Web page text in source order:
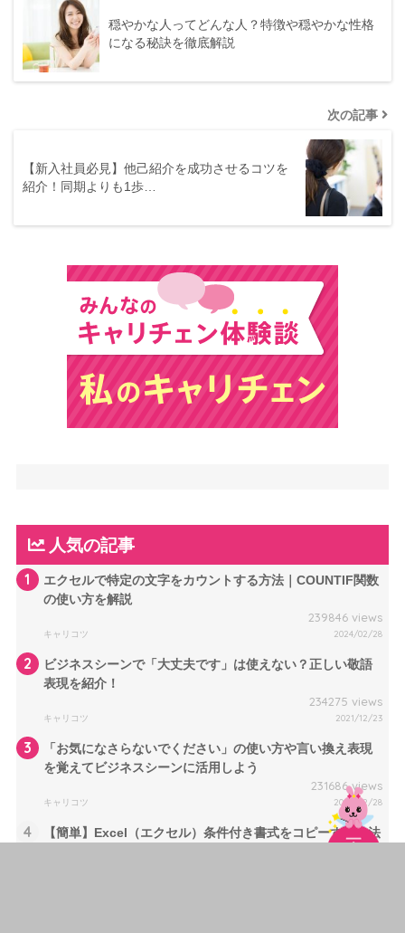
穏やかな人ってどんな人？特徴や穏やかな性格
になる秘訣を徹底解説
次の記事
【新入社員必見】他己紹介を成功させるコツを
紹介！同期よりも1歩…
人気の記事
1
エクセルで特定の文字をカウントする方法｜COUNTIF関数
の使い方を解説
239846 views
キャリコツ 2024/02/28
2
ビジネスシーンで「大丈夫です」は使えない？正しい敬語
表現を紹介！
234275 views
キャリコツ 2021/12/23
3
「お気になさらないでください」の使い方や言い換え表現
を覚えてビジネスシーンに活用しよう
231686 views
キャリコツ 2024/02/28
4
【簡単】Excel（エクセル）条件付き書式をコピーする方法